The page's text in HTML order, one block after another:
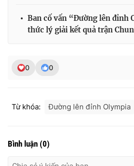
Ban cố vấn “Đường lên đỉnh
thức lý giải kết quả trận
0 0
Từ khóa: Đường lên đỉnh Olympia
Bình luận (0)